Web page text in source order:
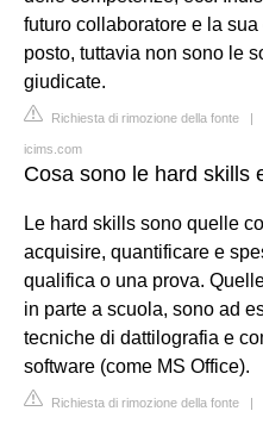
futuro collaboratore e la
posto, tuttavia non sono le
giudicate.
Richiesta di rimozione della fonte |
icims.com
Cosa sono le hard skills
Le hard skills sono quelle
acquisire, quantificare e
qualifica o una prova.
in parte a scuola, sono ad
tecniche di dattilografia e
software (come MS Office).
Richiesta di rimozione della fonte |